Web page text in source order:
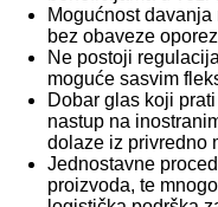
Mogućnost
bez obaveze
Ne postoji
moguće sasvim
Dobar glas koji
nastup na
dolaze iz privredno
Jednostavne
proizvoda, te